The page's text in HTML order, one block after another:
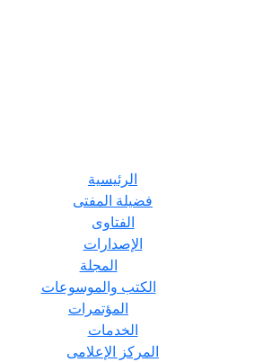
الرئيسية
فضيلة المفتى
الفتاوى
الإصدارات
المجلة
الكتب والموسوعات
المؤتمرات
الخدمات
المركز الإعلامى